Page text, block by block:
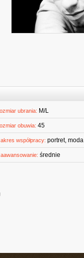
ubrania: M/L
obuwia: 45
współpracy: portret, moda
średnie